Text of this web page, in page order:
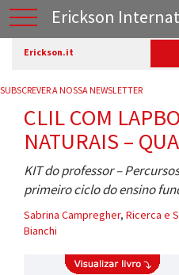
Erickson
Erickson.it
SUBSCREVER A NOSSA NEWSLETTER
CLIL COM
NATURAIS –
KIT do professor –
primeiro ciclo do ensino
Sabrina Campregher, Ricerca e
Bianchi